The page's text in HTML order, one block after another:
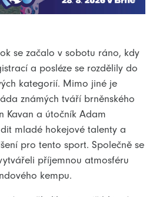
se začalo v sobotu ráno, kdy
a posléze se rozdělily do
kategorií. Mimo jiné je
známých tváří brněnského
Kavan a útočník Adam
mladé hokejové talenty a
pro tento sport. Společně se
příjemnou atmosféru
kempu.